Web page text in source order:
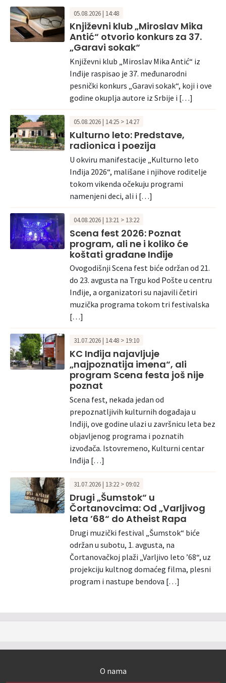
05.08.2026 | 14:48
Književni klub „Miroslav Mika
Antić“ otvorio konkurs za 37.
„Garavi sokak“
Književni klub „Miroslav Mika Antić“ iz
Inđije raspisao je 37. međunarodni
pesnički konkurs „Garavi sokak“, koji i ove
godine okuplja autore iz Srbije i […]
05.08.2026 | 14:25 > 14:27
Kulturno leto: Predstave,
radionica i poezija
U okviru manifestacije „Kulturno leto
Inđija 2026“, mališane i njihove roditelje
tokom vikenda očekuju programi
namenjeni deci, ali i […]
04.08.2026 | 13:21 > 13:22
Scena fest 2026: Poznat
program, ali ne i koliko će
koštati građane Inđije
Ovogodišnji Scena fest biće održan od 21.
do 23. avgusta na Trgu kod Pošte u centru
Inđije, a organizatori su najavili četiri
muzička programa tokom tri festivalska
[…]
31.07.2026 | 14:48 > 19:10
KC Inđija najavljuje
„najpoznatija imena“, ali
program Scena festa još nije
poznat
Scena fest, nekada jedan od
prepoznatljivih kulturnih događaja u
Inđiji, ove godine ulazi u završnicu leta bez
objavljenog programa i poznatih
izvođača. Istovremeno, Kulturni centar
Inđija […]
31.07.2026 | 13:22 > 09:02
Drugi „Šumstok“ u
Čortanovcima: Od „Varljivog
leta ’68“ do Atheist Rapa
Drugi muzički festival „Šumstok“ biće
održan u subotu, 1. avgusta, na
Čortanovačkoj plaži „Varljivo leto ’68“, uz
projekciju kultnog domaćeg filma, plesni
program i nastupe bendova […]
O nama